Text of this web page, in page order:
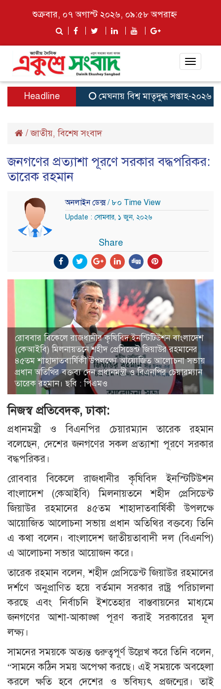
শুক্রবার, ০৭ অগাস্ট ২০২৬, ০৯:৫৮ অপরাহ্ন
Toggle
Headline মেঘনায় বিশ্ব মাতৃদুগ্ধ সপ্তাহ-২০২৬
/জাতীয়,বিশেষ সংবাদ
জনগণের প্রত্যাশা পূরণে সরকার বদ্ধপরিকর:
তারেক রহমান
অনলাইন ডেক্স/ ৮০ Time View
Update : সোমবার, ১ জুন, ২০২৬
Share
রোববার বিকেলে রাজধানীর কৃষিবিদ ইনস্টিটিউশন বাংলাদেশ
(কেআইবি) মিলনায়তনে শহীদ প্রেসিডেন্ট জিয়াউর রহমানের
৪৫তম শাহাদাতবার্ষিকী উপলক্ষ্যে আয়োজিত আলোচনা সভায়
প্রধান অতিথির বক্তব্য দেন প্রধানমন্ত্রী ও বিএনপির চেয়ারম্যান
তারেক রহমান। ছবি : পিএমও
নিজস্ব প্রতিবেদক, ঢাকা:
প্রধানমন্ত্রী ও বিএনপির চেয়ারম্যান তারেক রহমান
বলেছেন, দেশের জনগণের সকল প্রত্যাশা পূরণে সরকার
বদ্ধপরিকর।
রোববার বিকেলে রাজধানীর কৃষিবিদ ইনস্টিটিউশন
বাংলাদেশ (কেআইবি) মিলনায়তনে শহীদ প্রেসিডেন্ট
জিয়াউর রহমানের ৪৫তম শাহাদাতবার্ষিকী উপলক্ষে
আয়োজিত আলোচনা সভায় প্রধান অতিথির বক্তব্যে তিনি
এ কথা বলেন। বাংলাদেশ জাতীয়তাবাদী দল (বিএনপি)
এ আলোচনা সভার আয়োজন করে।
তারেক রহমান বলেন, শহীদ প্রেসিডেন্ট জিয়াউর রহমানের
দর্শণে অনুপ্রাণিত হয়ে বর্তমান সরকার রাষ্ট্র পরিচালনা
করছে এবং নির্বাচনি ইশতেহার বাস্তবায়নের মাধ্যমে
জনগণের আশা-আকাঙ্ক্ষা পূরণ করাই সরকারের মূল
লক্ষ্য।
সামনের সময়কে অত্যন্ত গুরুত্বপূর্ণ উল্লেখ করে তিনি বলেন,
“সামনে কঠিন সময় অপেক্ষা করছে। এই সময়কে অবহেলা
করলে ক্ষতি হবে দেশের ও ভবিষ্যৎ প্রজন্মের। তাই